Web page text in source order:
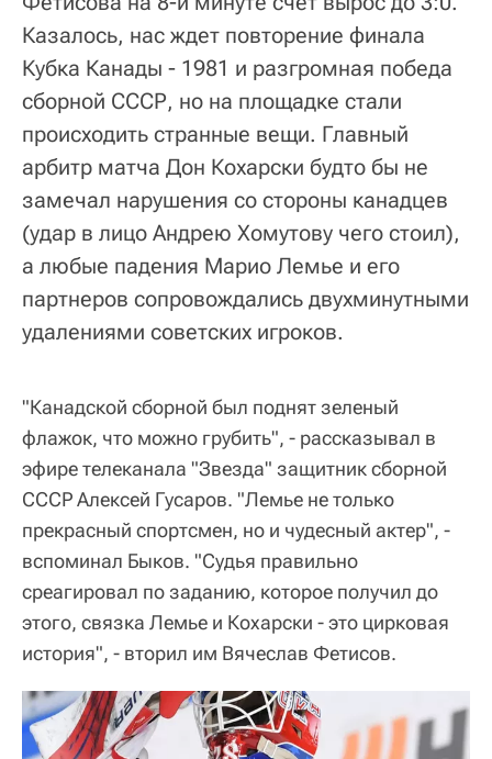
Казалось, нас ждет повторение финала
Кубка Канады - 1981 и разгромная победа
сборной СССР, но на площадке стали
происходить странные вещи. Главный
арбитр матча Дон Кохарски будто бы не
замечал нарушения со стороны канадцев
(удар в лицо Андрею Хомутову чего стоил),
а любые падения Марио Лемье и его
партнеров сопровождались двухминутными
удалениями советских игроков.
"Канадской сборной был поднят зеленый
флажок, что можно грубить", - рассказывал в
эфире телеканала "Звезда" защитник сборной
СССР Алексей Гусаров. "Лемье не только
прекрасный спортсмен, но и чудесный актер", -
вспоминал Быков. "Судья правильно
среагировал по заданию, которое получил до
этого, связка Лемье и Кохарски - это цирковая
история", - вторил им Вячеслав Фетисов.